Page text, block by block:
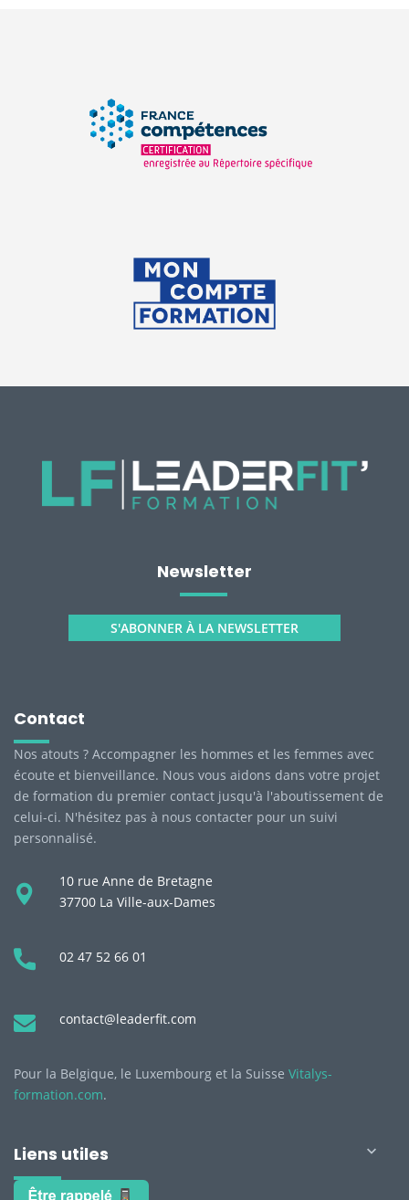
Newsletter
S'ABONNER À LA NEWSLETTER
Contact
Nos atouts ? Accompagner les hommes et les femmes avec
écoute et bienveillance. Nous vous aidons dans votre projet
de formation du premier contact jusqu'à l'aboutissement de
celui-ci. N'hésitez pas à nous contacter pour un suivi
personnalisé.
10 rue Anne de Bretagne
37700 La Ville-aux-Dames
02 47 52 66 01
contact@leaderfit.com
Pour la Belgique, le Luxembourg et la Suisse Vitalys-
formation.com.
Liens utiles 